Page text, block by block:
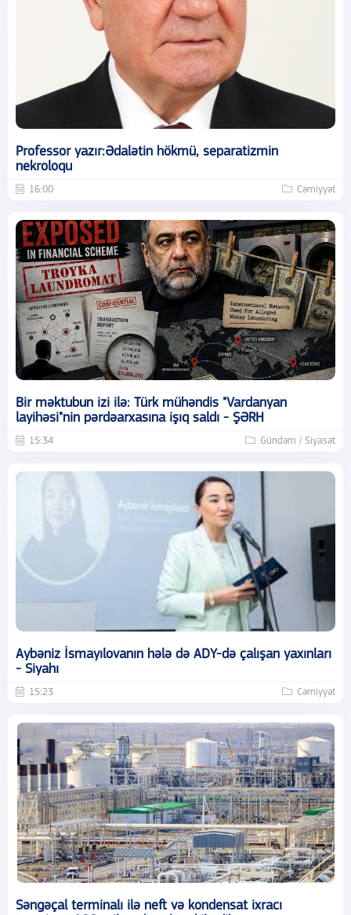
Professor yazır:Ədalətin hökmü, separatizmin
nekroloqu
16:00 Cəmiyyət
Bir məktubun izi ilə: Türk mühəndis "Vardanyan
layihəsi"nin pərdəarxasına işıq saldı - ŞƏRH
15:34 Gündəm / Siyasət
Aybəniz İsmayılovanın hələ də ADY-də çalışan yaxınları
- Siyahı
15:23 Cəmiyyət
Səngəçal terminalı ilə neft və kondensat ixracı